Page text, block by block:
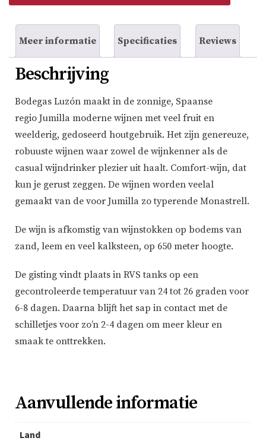
Meer informatie Specificaties Reviews
Beschrijving
Bodegas Luzón maakt in de zonnige, Spaanse
regio Jumilla moderne wijnen met veel fruit en
weelderig, gedoseerd houtgebruik. Het zijn genereuze,
robuuste wijnen waar zowel de wijnkenner als de
casual wijndrinker plezier uit haalt. Comfort-wijn, dat
kun je gerust zeggen. De wijnen worden veelal
gemaakt van de voor Jumilla zo typerende Monastrell.
De wijn is afkomstig van wijnstokken op bodems van
zand, leem en veel kalksteen, op 650 meter hoogte.
De gisting vindt plaats in RVS tanks op een
gecontroleerde temperatuur van 24 tot 26 graden voor
6-8 dagen. Daarna blijft het sap in contact met de
schilletjes voor zo’n 2-4 dagen om meer kleur en
smaak te onttrekken.
Aanvullende informatie
Land